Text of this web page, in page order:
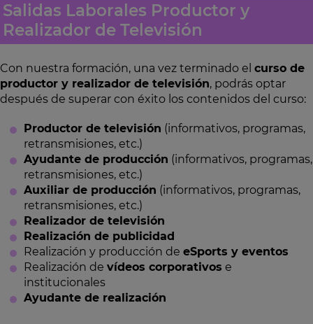
Salidas Laborales Productor y
Realizador de Televisión
Con nuestra formación, una vez terminado el curso de
productor y realizador de televisión, podrás optar
después de superar con éxito los contenidos del curso:
Productor de televisión (informativos, programas,
retransmisiones, etc.)
Ayudante de producción (informativos, programas,
retransmisiones, etc.)
Auxiliar de producción (informativos, programas,
retransmisiones, etc.)
Realizador de televisión
Realización de publicidad
Realización y producción de eSports y eventos
Realización de vídeos corporativos e
institucionales
Ayudante de realización